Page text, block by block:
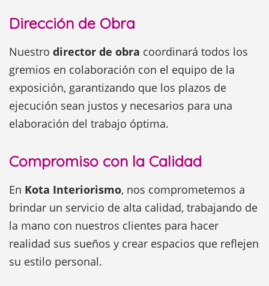
Dirección de Obra
Nuestro director de obra coordinará todos los
gremios en colaboración con el equipo de la
exposición, garantizando que los plazos de
ejecución sean justos y necesarios para una
elaboración del trabajo óptima.
Compromiso con la Calidad
En Kota Interiorismo, nos comprometemos a
brindar un servicio de alta calidad, trabajando de
la mano con nuestros clientes para hacer
realidad sus sueños y crear espacios que reflejen
su estilo personal.